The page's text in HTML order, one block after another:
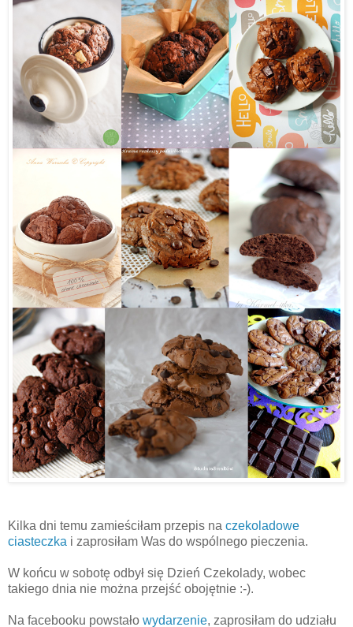
Kilka dni temu zamieściłam przepis na czekoladowe
ciasteczka i zaprosiłam Was do wspólnego pieczenia.
W końcu w sobotę odbył się Dzień Czekolady, wobec
takiego dnia nie można przejść obojętnie :-).
Na facebooku powstało wydarzenie, zaprosiłam do udziału